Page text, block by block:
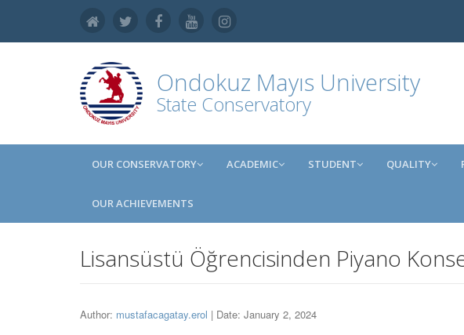
Ondokuz Mayıs University
State Conservatory
OUR CONSERVATORY ACADEMIC STUDENT QUALITY
OUR ACHIEVEMENTS
Lisansüstü Öğrencisinden Piyano
Author: mustafacagatay.erol | Date: January 2, 2024